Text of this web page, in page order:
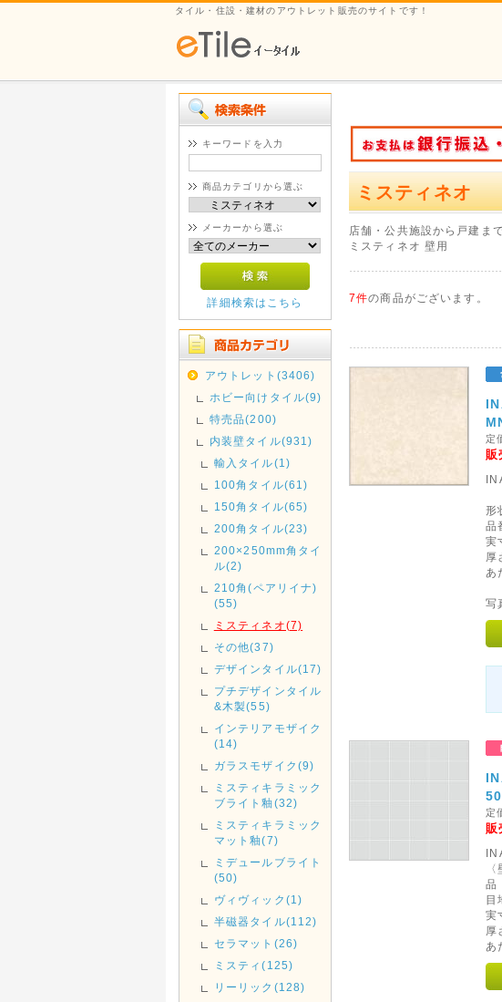
タイル・住設・建材のアウトレット販売のサイトです！
キーワードを入力
商品カテゴリから選ぶ
メーカーから選ぶ
詳細検索はこちら
アウトレット(3406)
ホビー向けタイル(9)
特売品(200)
内装壁タイル(931)
輸入タイル(1)
100角タイル(61)
150角タイル(65)
200角タイル(23)
200×250mm角タイ
ル(2)
210角(ペアリイナ)
(55)
ミスティネオ(7)
その他(37)
デザインタイル(17)
プチデザインタイル
&木製(55)
インテリアモザイク
(14)
ガラスモザイク(9)
ミスティキラミック
ブライト釉(32)
ミスティキラミック
マット釉(7)
ミデュールブライト
(50)
ヴィヴィック(1)
半磁器タイル(112)
セラマット(26)
ミスティ(125)
リーリック(128)
ミスティネオ
店舗・公共施設から戸建ま
ミスティネオ 壁用
7件の商品がございます。
定
販
形
品
実
厚
あ
写
定
販
品
目
実
厚
あ